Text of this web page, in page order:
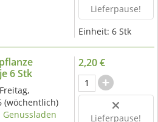
Lieferpause!
Einheit: 6 Stk
6 Stk
Freitag,
(wöchentlich)
Genussladen
2,20 €
Lieferpause!